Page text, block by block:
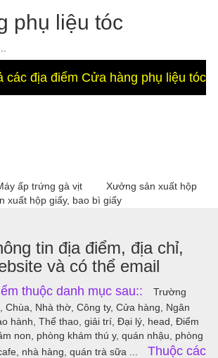
phụ liệu tóc
các địa điểm Cửa hàng phụ liệu tóc
ấp trứng gà vịt
Xưởng sản xuất hộp
xuất hộp giấy, bao bì giấy
tin địa điểm, địa chỉ,
và có thể email
thuộc danh mục sau::
Trường
Chùa, Nhà thờ, Công ty, Cửa hàng, Ngân
hành, Thể thao, giải trí, Đại lý, head, Điểm
non, phòng khám thú y, quán nhậu, phòng
nhà hàng, quán trà sữa ...
Thuộc các